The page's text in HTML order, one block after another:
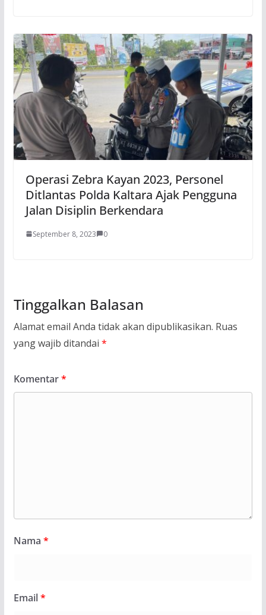
Operasi Zebra Kayan 2023, Personel
Ditlantas Polda Kaltara Ajak Pengguna
Jalan Disiplin Berkendara
September 8, 2023 0
Tinggalkan Balasan
Alamat email Anda tidak akan dipublikasikan. Ruas
yang wajib ditandai *
Komentar*
Nama *
Email*